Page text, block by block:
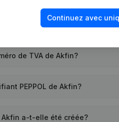
de TVA de Akfin?
PEPPOL de Akfin?
Akfin a-t-elle été créée?
Continuez avec